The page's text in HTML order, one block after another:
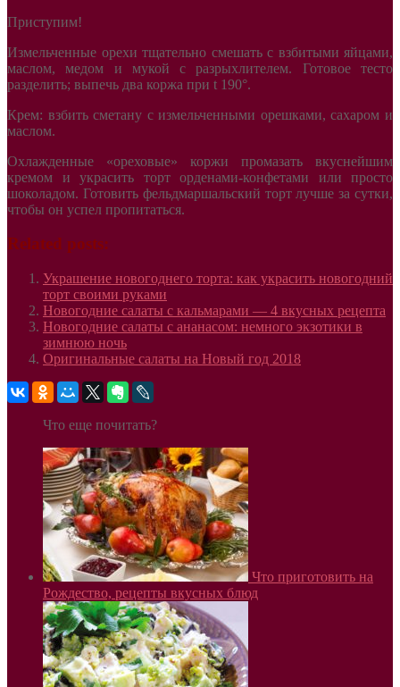
Приступим!
Измельченные орехи тщательно смешать с взбитыми яйцами,
маслом, медом и мукой с разрыхлителем. Готовое тесто
разделить; выпечь два коржа при t 190°.
Крем: взбить сметану с измельченными орешками, сахаром и
маслом.
Охлажденные «ореховые» коржи промазать вкуснейшим
кремом и украсить торт орденами-конфетами или просто
шоколадом. Готовить фельдмаршальский торт лучше за сутки,
чтобы он успел пропитаться.
Related posts:
Украшение новогоднего торта: как украсить новогодний
торт своими руками
Новогодние салаты с кальмарами — 4 вкусных рецепта
Новогодние салаты с ананасом: немного экзотики в
зимнюю ночь
Оригинальные салаты на Новый год 2018
Что еще почитать?
Что приготовить на
Рождество, рецепты вкусных блюд